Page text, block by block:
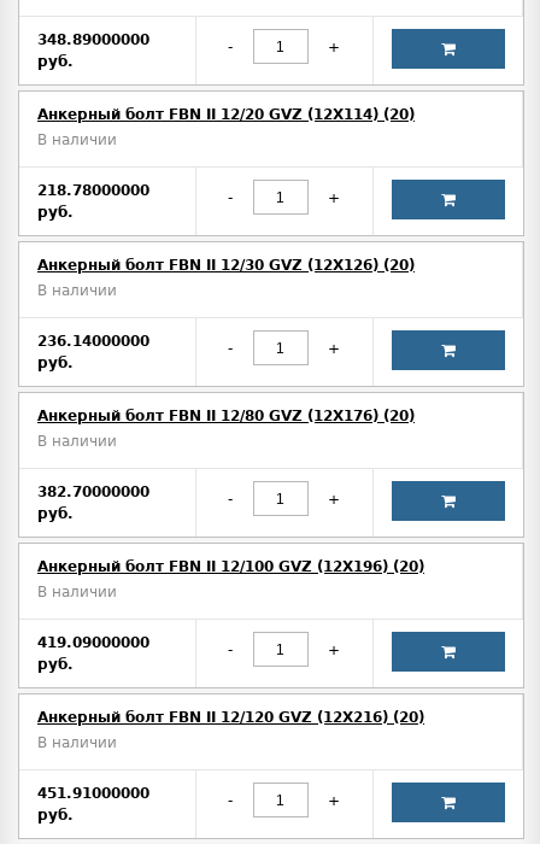
348.89000000
руб.
- +
Анкерный болт FBN II 12/20 GVZ (12X114) (20)
В наличии
218.78000000
руб.
- +
Анкерный болт FBN II 12/30 GVZ (12X126) (20)
В наличии
236.14000000
руб.
- +
Анкерный болт FBN II 12/80 GVZ (12X176) (20)
В наличии
382.70000000
руб.
- +
Анкерный болт FBN II 12/100 GVZ (12X196) (20)
В наличии
419.09000000
руб.
- +
Анкерный болт FBN II 12/120 GVZ (12X216) (20)
В наличии
451.91000000
руб.
- +